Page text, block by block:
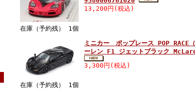
在庫（予約残） 1個
13,200円(税込)
在庫（予約残） 1個
ミニカー ポップレース POP
ーレン F1 ジェットブラック
3,300円(税込)